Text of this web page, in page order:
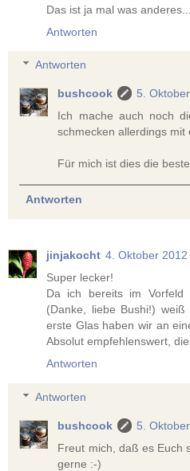
Das ist ja mal was anderes...
Antworten
Antworten
bushcook
5.
Ich mache auch noch
schmecken allerdings mit
Für mich ist dies die
Antworten
jinjakocht 4. Oktober
Super lecker!
Da ich bereits im Vorfeld
(Danke, liebe Bushi!)
erste Glas haben wir an
Absolut empfehlenswert,
Antworten
Antworten
bushcook
5.
Freut mich, daß es Euch
gerne :-)